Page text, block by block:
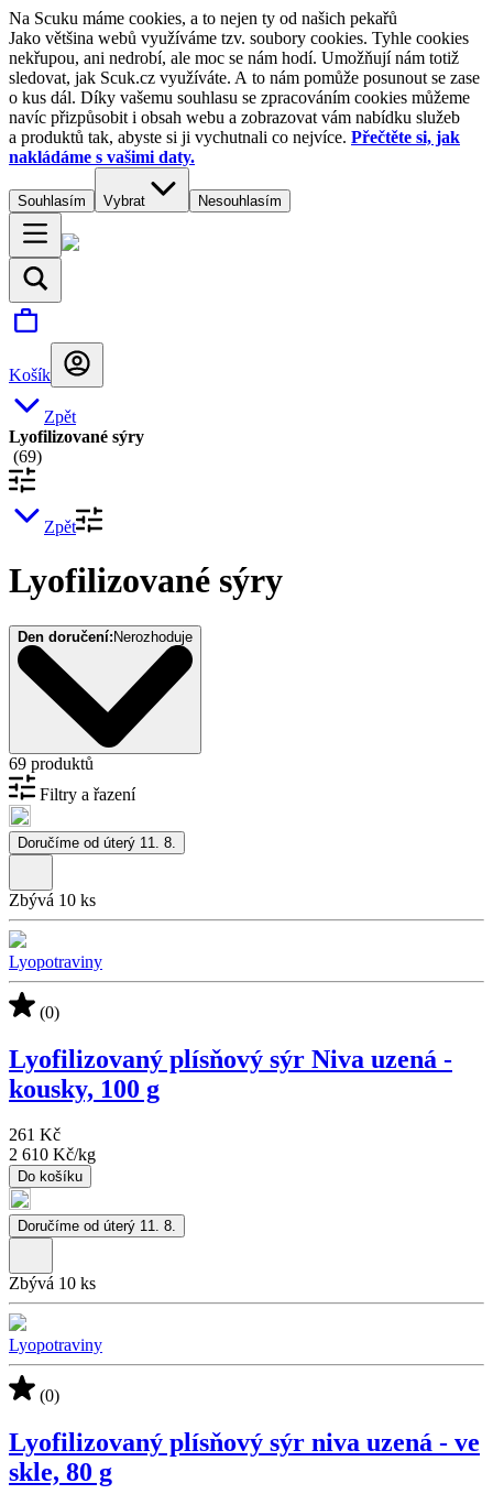
Na Scuku máme cookies, a to nejen ty od našich pekařů
Jako většina webů využíváme tzv. soubory cookies. Tyhle cookies
nekřupou, ani nedrobí, ale moc se nám hodí. Umožňují nám totiž
sledovat, jak Scuk.cz využíváte. A to nám pomůže posunout se zase
o kus dál. Díky vašemu souhlasu se zpracováním cookies můžeme
navíc přizpůsobit i obsah webu a zobrazovat vám nabídku služeb
a produktů tak, abyste si ji vychutnali co nejvíce. Přečtěte si, jak
nakládáme s vašimi daty.
Souhlasím Vybrat Nesouhlasím
Košík
Zpět
Lyofilizované sýry
(69)
Zpět
Lyofilizované sýry
Den doručení: Nerozhoduje
69 produktů
Filtry a řazení
Doručíme od úterý 11. 8.
Zbývá 10 ks
Lyopotraviny
(0)
Lyofilizovaný plísňový sýr Niva uzená -
kousky, 100 g
261 Kč
2 610 Kč/kg
Do košíku
Doručíme od úterý 11. 8.
Zbývá 10 ks
Lyopotraviny
(0)
Lyofilizovaný plísňový sýr niva uzená - ve
skle, 80 g